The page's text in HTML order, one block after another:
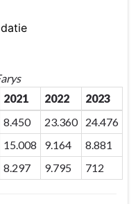
2021 2022
2023
8.450 23.360
24.476
15.008 9.164
8.881
8.297 9.795 712